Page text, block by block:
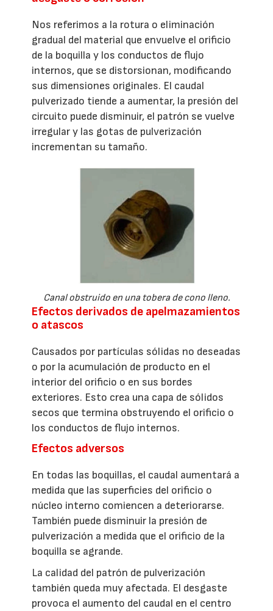
Nos referimos a la rotura o eliminación
gradual del material que envuelve el orificio
de la boquilla y los conductos de flujo
internos, que se distorsionan, modificando
sus dimensiones originales. El caudal
pulverizado tiende a aumentar, la presión del
circuito puede disminuir, el patrón se vuelve
irregular y las gotas de pulverización
incrementan su tamaño.
Canal obstruido en una tobera de cono lleno.
Efectos derivados de apelmazamientos
o atascos
Causados por partículas sólidas no deseadas
o por la acumulación de producto en el
interior del orificio o en sus bordes
exteriores. Esto crea una capa de sólidos
secos que termina obstruyendo el orificio o
los conductos de flujo internos.
Efectos adversos
En todas las boquillas, el caudal aumentará a
medida que las superficies del orificio o
núcleo interno comiencen a deteriorarse.
También puede disminuir la presión de
pulverización a medida que el orificio de la
boquilla se agrande.
La calidad del patrón de pulverización
también queda muy afectada. El desgaste
provoca el aumento del caudal en el centro